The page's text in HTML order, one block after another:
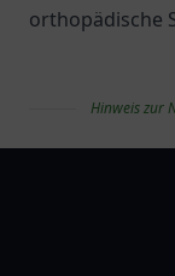
orthopädische
Hinweis zur